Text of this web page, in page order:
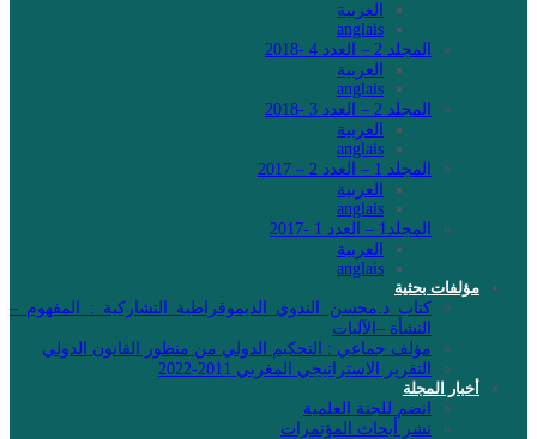
العربية
anglais
المجلد 2 – العدد 4 -2018
العربية
anglais
المجلد 2 – العدد 3 -2018
العربية
anglais
المجلد 1 – العدد 2 – 2017
العربية
anglais
المجلد1 – العدد 1 -2017
العربية
anglais
مؤلفات بحثية
كتاب د.محسن الندوي الديموقراطية التشاركية : المفهوم –
النشأة –الآليات
مؤلف جماعي : التحكيم الدولي من منظور القانون الدولي
التقرير الاستراتيجي المغربي 2011-2022
أخبار المجلة
انضم للجنة العلمية
نشر أبحاث المؤتمرات